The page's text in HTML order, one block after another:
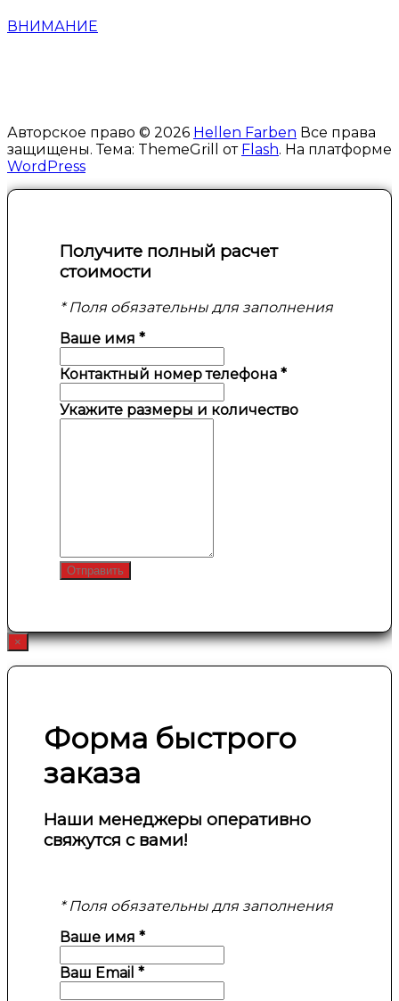
ВНИМАНИЕ
Авторское право © 2026 Hellen Farben Все права
защищены. Тема: ThemeGrill от Flash. На платформе
WordPress
Получите полный расчет
стоимости
* Поля обязательны для заполнения
Ваше имя *
Контактный номер телефона *
Укажите размеры и количество
Отправить
×
Форма быстрого
заказа
Наши менеджеры оперативно
свяжутся с вами!
* Поля обязательны для заполнения
Ваше имя *
Ваш Email *